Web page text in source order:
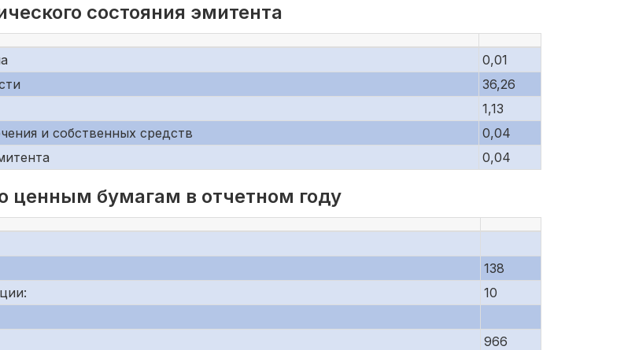
состояния эмитента
0,01
36,26
1,13
и собственных средств
0,04
0,04
ценным бумагам в отчетном году
138
10
966